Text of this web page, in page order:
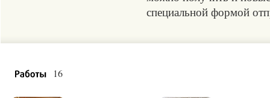
специальной формой
16